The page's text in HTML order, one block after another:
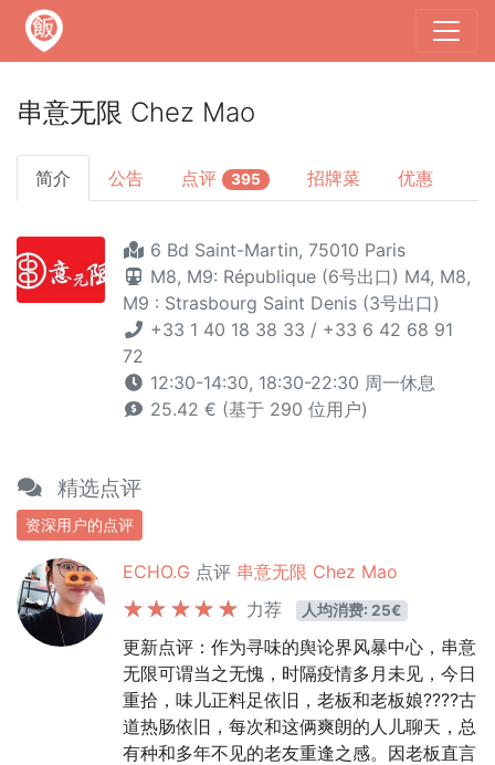
串意无限 Chez Mao
简介 公告 点评 395 招牌菜 优惠
6 Bd Saint-Martin, 75010 Paris
M8, M9: République (6号出口) M4, M8,
M9 : Strasbourg Saint Denis (3号出口)
+33 1 40 18 38 33 / +33 6 42 68 91
72
12:30-14:30, 18:30-22:30 周一休息
25.42 € (基于 290 位用户)
精选点评
资深用户的点评
ECHO.G 点评 串意无限 Chez Mao
力荐
人均消费: 25€
更新点评：作为寻味的舆论界风暴中心，串意
无限可谓当之无愧，时隔疫情多月未见，今日
重拾，味儿正料足依旧，老板和老板娘????古
道热肠依旧，每次和这俩爽朗的人儿聊天，总
有种和多年不见的老友重逢之感。因老板直言